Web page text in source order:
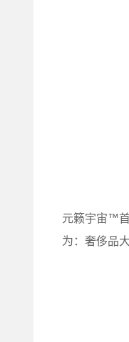
元籁宇宙™
为：奢侈品